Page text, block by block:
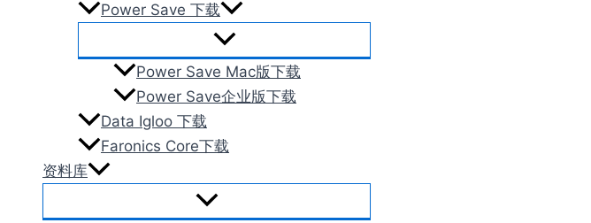
Power Save 下载
Power Save Mac版下载
Power Save企业版下载
Data Igloo 下载
Faronics Core下载
资料库